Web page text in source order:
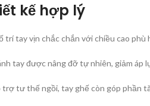
kế hợp lý
trí tay vịn chắc chắn với chiều cao phù
tay được nâng đỡ tự nhiên, giảm áp
trợ tư thế ngồi, tay ghế còn góp phần